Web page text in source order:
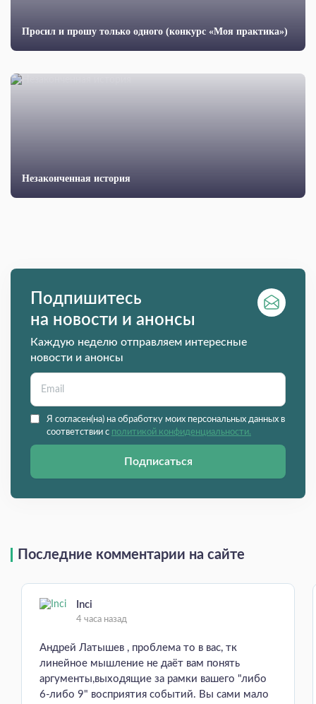
Просил и прошу только одного (конкурс «Моя практика»)
Незаконченная история
Подпишитесь
на новости и анонсы
Каждую неделю отправляем интересные
новости и анонсы
Я согласен(на) на обработку моих персональных данных в
соответствии с политикой конфиденциальности.
Подписаться
Последние комментарии на сайте
Inci
4 часа назад
Андрей Латышев , проблема то в вас, тк
линейное мышление не даёт вам понять
аргументы,выходящие за рамки вашего "либо
6-либо 9" восприятия событий. Вы сами мало